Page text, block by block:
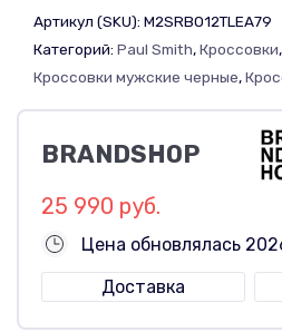
Артикул (SKU): M2SRBO12TLEA79
Категорий: Paul Smith,Кроссовки,
Кроссовки мужские черные,
BRANDSHOP
25 990 руб.
Цена обновлялась
Доставка